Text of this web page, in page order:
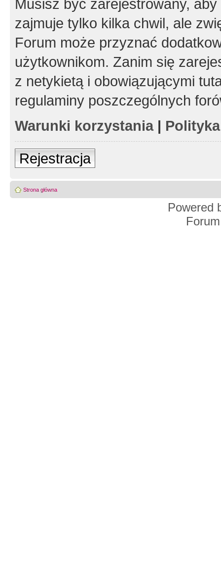
Musisz być zarejestrowany,
zajmuje tylko kilka chwil, ale
Forum może przyznać
użytkownikom. Zanim się
z netykietą i obowiązującymi
regulaminy poszczególnych
Warunki korzystania|
Rejestracja
Strona główna
Powered